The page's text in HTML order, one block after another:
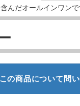
んだオールインワン
この商品について問